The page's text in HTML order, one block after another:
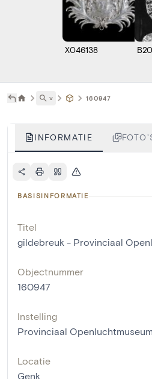
X046138
˅ 160947
INFORMATIE
BASISINFORMATIE
Titel
gildebreuk - Provinciaal
Objectnummer
160947
Instelling
Provinciaal
Locatie
Genk